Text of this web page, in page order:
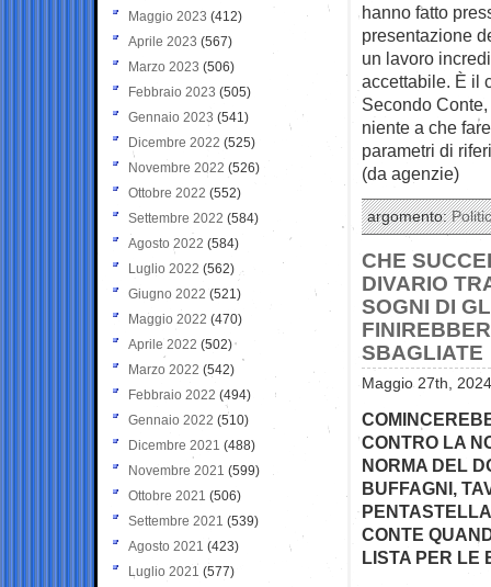
hanno fatto
presentazione
un lavoro
accettabile. È il
Secondo
niente a che
parametri di
(da agenzie)
argomento:
CHE
DIVARIO
SOGNI DI
SBAGLIATE
Maggio 27th,
CONTRO LA
NORMA DEL
BUFFAGNI,
CONTE
LISTA PER LE
Maggio 2023 (412)
Aprile 2023 (567)
Marzo 2023 (506)
Febbraio 2023 (505)
Gennaio 2023 (541)
Dicembre 2022 (525)
Novembre 2022 (526)
Ottobre 2022 (552)
Settembre 2022 (584)
Agosto 2022 (584)
Luglio 2022 (562)
Giugno 2022 (521)
Maggio 2022 (470)
Aprile 2022 (502)
Marzo 2022 (542)
Febbraio 2022 (494)
Gennaio 2022 (510)
Dicembre 2021 (488)
Novembre 2021 (599)
Ottobre 2021 (506)
Settembre 2021 (539)
Agosto 2021 (423)
Luglio 2021 (577)